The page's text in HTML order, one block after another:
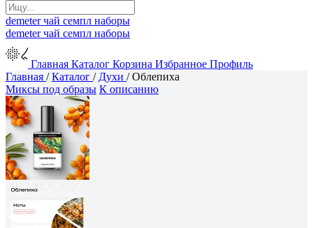
demeterчай семпл наборы
demeterчай семпл наборы
Главная Каталог Корзина Избранное Профиль
Главная /Каталог / Духи /Облепиха
Миксы под образы К описанию